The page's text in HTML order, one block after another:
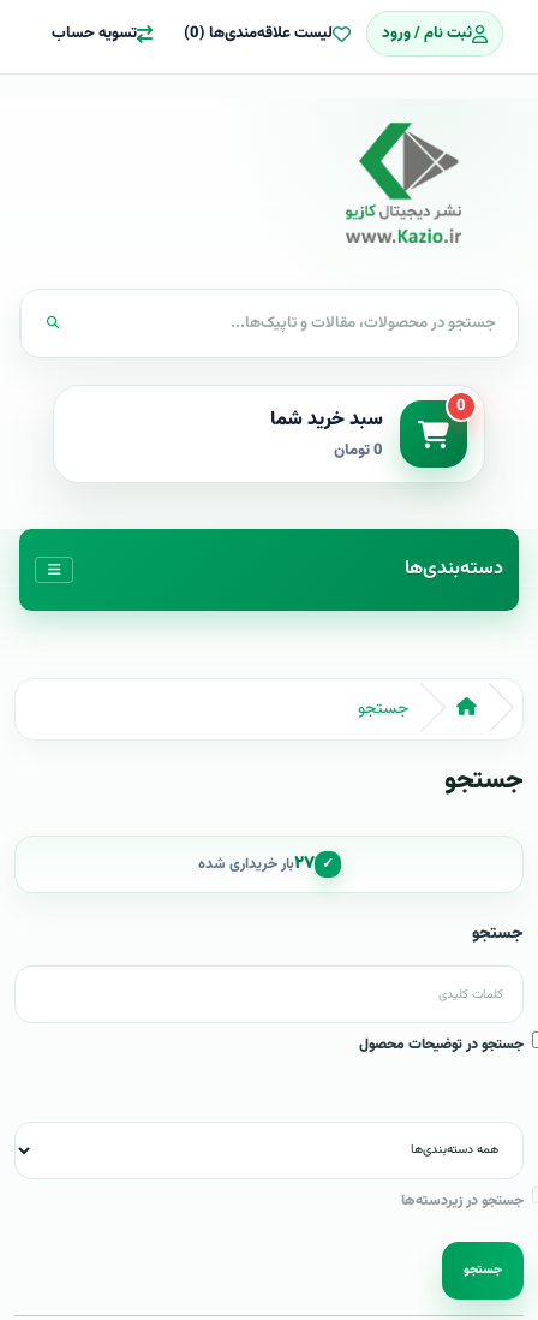
ثبت نام / ورود لیست علاقه‌مندی‌ها (0) تسویه حساب
0 سبد خرید شما
0 تومان
دسته‌بندی‌ها
جستجو
جستجو
✓ ۲۷بار خریداری شده
جستجو
جستجو در توضیحات محصول
جستجو در زیردسته‌ها
جستجو